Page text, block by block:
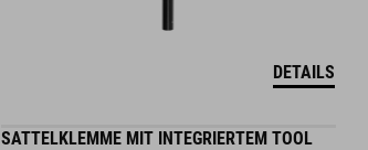
DETAILS
SATTELKLEMME MIT INTEGRIERTEM TOOL